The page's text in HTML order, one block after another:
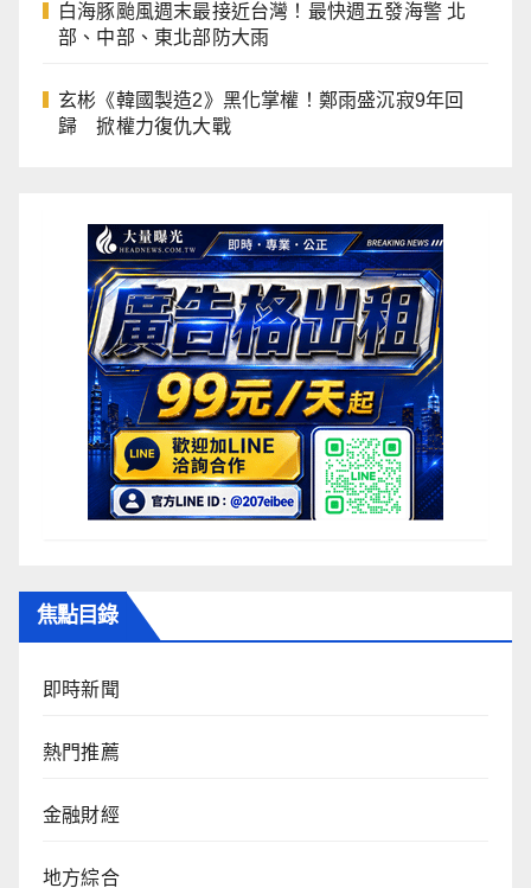
白海豚颱風週末最接近台灣！最快週五發海警 北
部、中部、東北部防大雨
玄彬《韓國製造2》黑化掌權！鄭雨盛沉寂9年回
歸 掀權力復仇大戰
焦點目錄
即時新聞
熱門推薦
金融財經
地方綜合